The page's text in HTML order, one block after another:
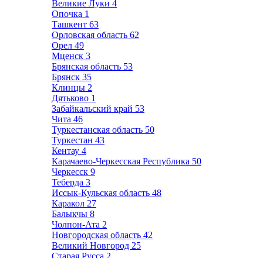
Великие Луки 4
Опочка 1
Ташкент 63
Орловская область 62
Орел 49
Мценск 3
Брянская область 53
Брянск 35
Клинцы 2
Дятьково 1
Забайкальский край 53
Чита 46
Туркестанская область 50
Туркестан 43
Кентау 4
Карачаево-Черкесская Республика 50
Черкесск 9
Теберда 3
Иссык-Кульская область 48
Каракол 27
Балыкчы 8
Чолпон-Ата 2
Новгородская область 42
Великий Новгород 25
Старая Русса 2